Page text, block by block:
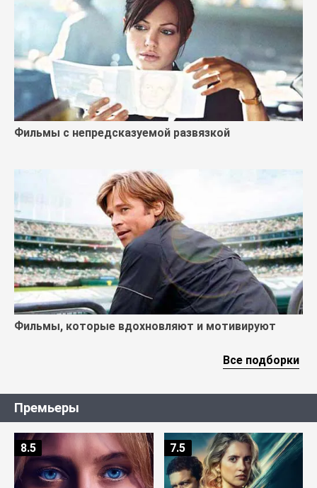
Фильмы с непредсказуемой развязкой
Фильмы, которые вдохновляют и мотивируют
Все подборки
Премьеры
8.5 7.5